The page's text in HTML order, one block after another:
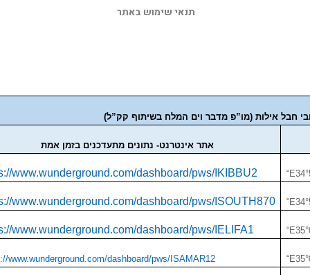
תנאי שימוש באתר
חבל אילות (מו”פ מדבר וים המלח בשיתוף קק”ל)
אתר אינטרנט- נתונים מתעדכנים בזמן אמת
www.wunderground.com/dashboard/pws/IKIBBU2
www.wunderground.com/dashboard/pws/ISOUTH870
www.wunderground.com/dashboard/pws/IELIFA1
www.wunderground.com/dashboard/pws/ISAMAR12